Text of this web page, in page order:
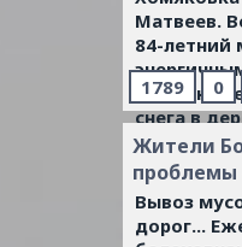
Матвеев.
84-
от отека
снега в
помощь» и
Читать
1789 0
Жители
проблемы
Вывоз
дорог...